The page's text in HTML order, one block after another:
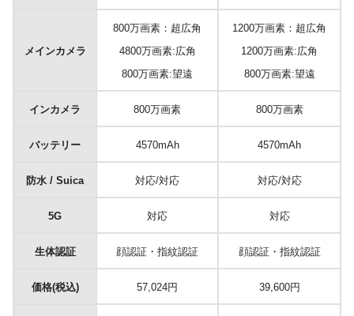
メインカメラ
800万画素：超広角
4800万画素:広角
800万画素:望遠
1200万画素：超広角
1200万画素:広角
800万画素:望遠
インカメラ 800万画素 800万画素
バッテリー 4570mAh 4570mAh
防水 / Suica 対応/対応 対応/対応
5G 対応 対応
生体認証 顔認証・指紋認証 顔認証・指紋認証
価格(税込) 57,024円 39,600円